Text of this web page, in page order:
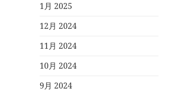
1月 2025
12月 2024
11月 2024
10月 2024
9月 2024